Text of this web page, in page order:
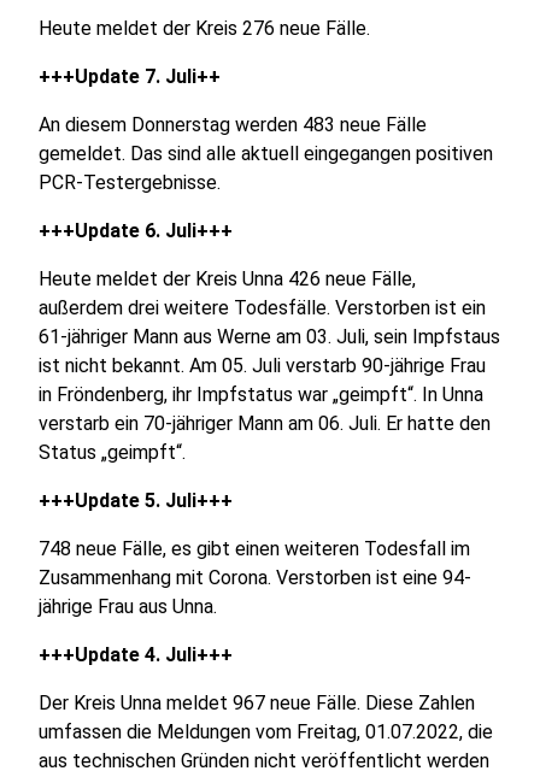
Heute meldet der Kreis 276 neue Fälle.
+++Update 7. Juli++
An diesem Donnerstag werden 483 neue Fälle
gemeldet. Das sind alle aktuell eingegangen positiven
PCR-Testergebnisse.
+++Update 6. Juli+++
Heute meldet der Kreis Unna 426 neue Fälle,
außerdem drei weitere Todesfälle. Verstorben ist ein
61-jähriger Mann aus Werne am 03. Juli, sein Impfstaus
ist nicht bekannt. Am 05. Juli verstarb 90-jährige Frau
in Fröndenberg, ihr Impfstatus war „geimpft“. In Unna
verstarb ein 70-jähriger Mann am 06. Juli. Er hatte den
Status „geimpft“.
+++Update 5. Juli+++
748 neue Fälle, es gibt einen weiteren Todesfall im
Zusammenhang mit Corona. Verstorben ist eine 94-
jährige Frau aus Unna.
+++Update 4. Juli+++
Der Kreis Unna meldet 967 neue Fälle. Diese Zahlen
umfassen die Meldungen vom Freitag, 01.07.2022, die
aus technischen Gründen nicht veröffentlicht werden